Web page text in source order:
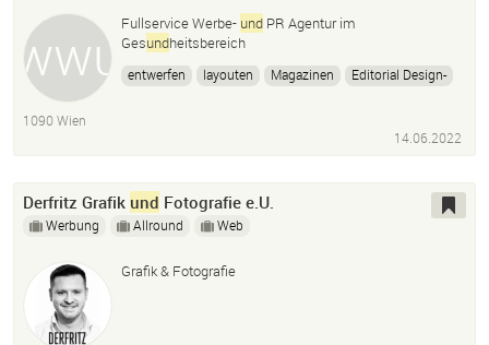
Fullservice Werbe- und PR Agentur im
Gesundheitsbereich
entwerfen layouten Magazinen
Editorial Design-
1090 Wien
14.06.2022
Derfritz Grafik und Fotografie e.U.
Werbung Allround Web
Grafik & Fotografie